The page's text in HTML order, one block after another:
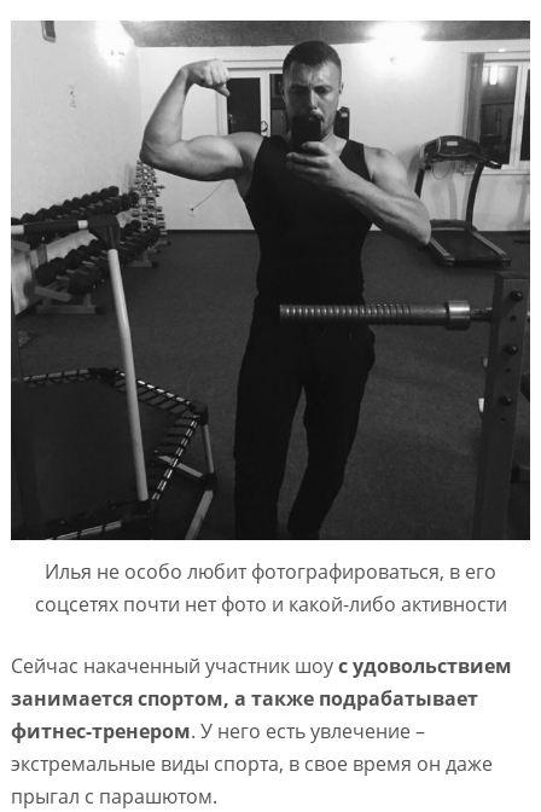
Илья не особо любит фотографироваться, в его
соцсетях почти нет фото и какой-либо активности
Сейчас накаченный участник шоус удовольствием
занимается спортом, а также подрабатывает
фитнес-тренером. У него есть увлечение –
экстремальные виды спорта, в свое время он даже
прыгал с парашютом.